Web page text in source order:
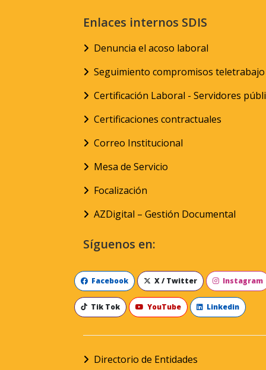
Enlaces internos SDIS
Denuncia el acoso laboral
Seguimiento compromisos teletrabajo
Certificación Laboral - Servidores
Certificaciones contractuales
Correo Institucional
Mesa de Servicio
Focalización
AZDigital – Gestión Documental
Síguenos en:
Facebook X / Twitter Instagram
Tik Tok YouTube Linkedin
Directorio de Entidades